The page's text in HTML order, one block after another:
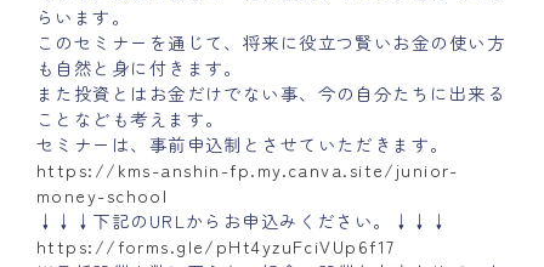
らいます。
このセミナーを通じて、将来に役立つ賢いお金の使い方
も自然と身に付きます。
また投資とはお金だけでない事、今の自分たちに出来る
ことなども考えます。
セミナーは、事前申込制とさせていただきます。
https://kms-anshin-fp.my.canva.site/junior-
money-school
↓↓↓下記のURLからお申込みください。↓↓↓
https://forms.gle/pHt4yzuFciVUp6f17